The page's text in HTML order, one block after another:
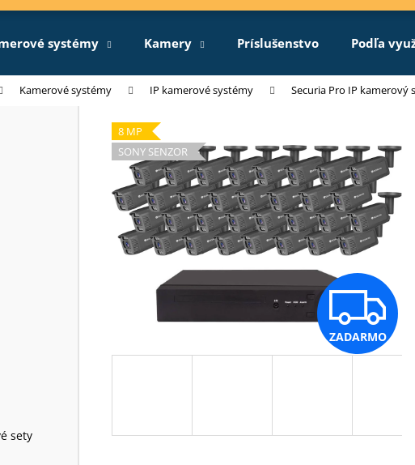
systémy Kamery Príslušenstvo Podľa
Kamerové systémy IP kamerové systémy Securia Pro IP kamerový
sety
8 MP
SONY SENZOR
Z
A
D
ZADARMO
Čo potrebujete nájsť?
HĽADAŤ
Odporúčame